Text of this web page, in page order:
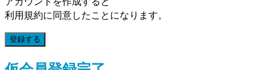
利用規約に同意したことになります。
登録する